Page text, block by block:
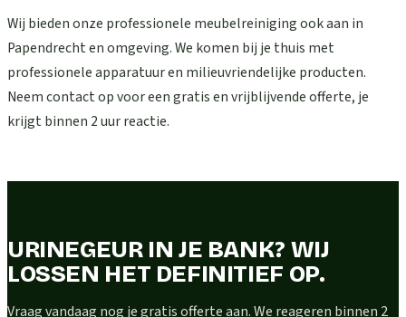
Wij bieden onze professionele meubelreiniging ook aan in
Papendrecht en omgeving. We komen bij je thuis met
professionele apparatuur en milieuvriendelijke producten.
Neem contact op voor een gratis en vrijblijvende offerte, je
krijgt binnen 2 uur reactie.
URINEGEUR IN JE BANK? WIJ
LOSSEN HET DEFINITIEF OP.
Vraag vandaag nog je gratis offerte aan. We reageren binnen 2